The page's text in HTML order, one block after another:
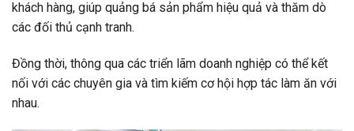
khách hàng, giúp quảng bá sản phẩm hiệu quả và thăm dò
các đối thủ cạnh tranh.
Đồng thời, thông qua các triển lãm doanh nghiệp có thể kết
nối với các chuyên gia và tìm kiếm cơ hội hợp tác làm ăn với
nhau.